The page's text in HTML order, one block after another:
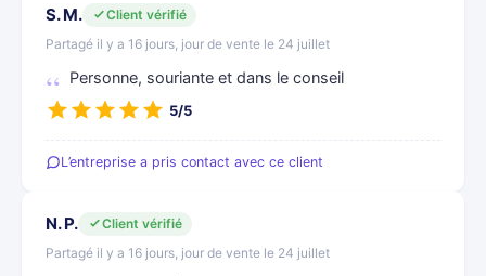
S. M.
Client vérifié
Partagé il y a 16 jours, jour de vente le 24 juillet
Personne, souriante et dans le conseil
5/5
L’entreprise a pris contact avec ce client
N. P.
Client vérifié
Partagé il y a 16 jours, jour de vente le 24 juillet